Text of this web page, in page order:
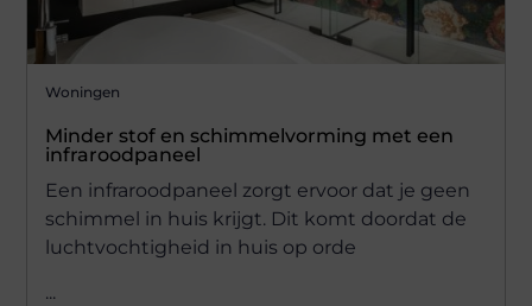
Woningen
Minder stof en schimmelvorming met een
infraroodpaneel
Een infraroodpaneel zorgt ervoor dat je geen
schimmel in huis krijgt. Dit komt doordat de
luchtvochtigheid in huis op orde
...